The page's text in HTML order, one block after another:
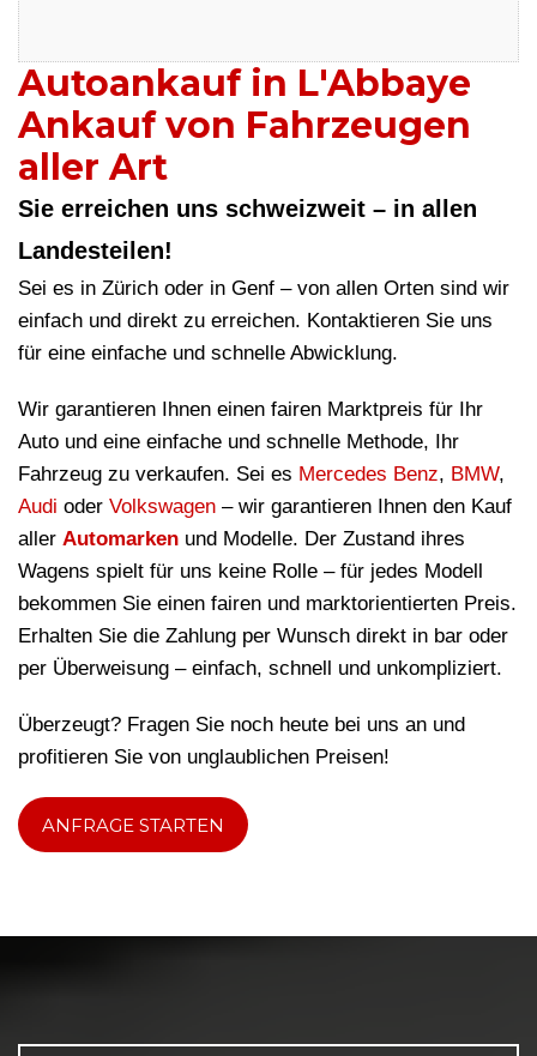
Autoankauf in L'Abbaye
Ankauf von Fahrzeugen
aller Art
Sie erreichen uns schweizweit – in allen
Landesteilen!
Sei es in Zürich oder in Genf – von allen Orten sind wir
einfach und direkt zu erreichen. Kontaktieren Sie uns
für eine einfache und schnelle Abwicklung.
Wir garantieren Ihnen einen fairen Marktpreis für Ihr
Auto und eine einfache und schnelle Methode, Ihr
Fahrzeug zu verkaufen. Sei es Mercedes Benz, BMW,
Audi oder Volkswagen – wir garantieren Ihnen den Kauf
aller Automarken und Modelle. Der Zustand ihres
Wagens spielt für uns keine Rolle – für jedes Modell
bekommen Sie einen fairen und marktorientierten Preis.
Erhalten Sie die Zahlung per Wunsch direkt in bar oder
per Überweisung – einfach, schnell und unkompliziert.
Überzeugt? Fragen Sie noch heute bei uns an und
profitieren Sie von unglaublichen Preisen!
ANFRAGE STARTEN